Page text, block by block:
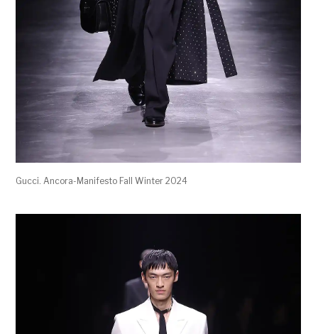
Gucci. Ancora-Manifesto Fall Winter 2024